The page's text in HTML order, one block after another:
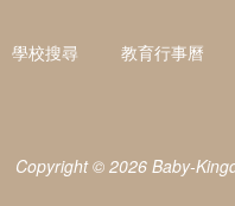
學校搜尋 教育行事曆
Copyright © 2026 Baby-